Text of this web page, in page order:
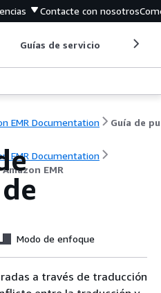
Contacte con nosotros
Guías de servicio
EMR Documentation
EMR Documentation
EMR
Modo de enfoque
a través de traducción